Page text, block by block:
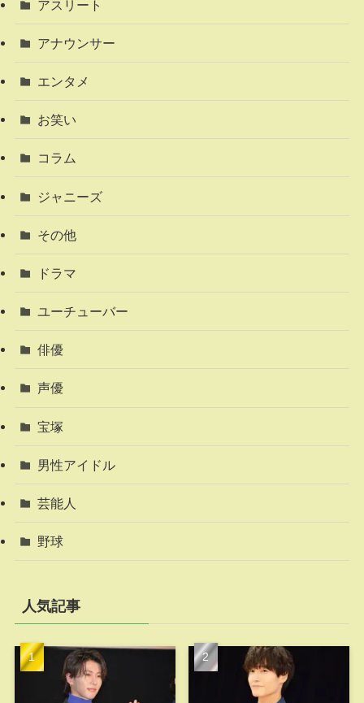
アスリート
アナウンサー
エンタメ
お笑い
コラム
ジャニーズ
その他
ドラマ
ユーチューバー
俳優
声優
宝塚
男性アイドル
芸能人
野球
人気記事